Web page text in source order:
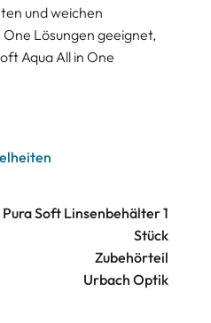
und weichen
Lösungen geeignet,
Aqua All in One
Pura Soft Linsenbehälter 1
Stück
Zubehörteil
Urbach Optik